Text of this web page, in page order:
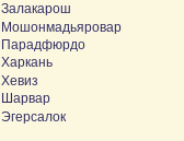
Залакарош
Мошонмадьяровар
Парадфюрдо
Харкань
Хевиз
Шарвар
Эгерсалок